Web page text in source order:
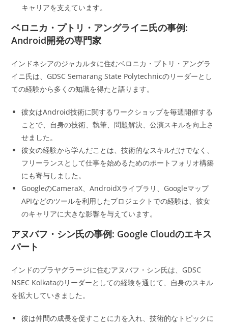
キャリアを支えています。
ベロニカ・プトリ・アングライニ氏の事例:
Android開発の専門家
インドネシアのジャカルタに住むベロニカ・プトリ・アングラ
イニ氏は、GDSC Semarang State Polytechnicのリーダーとし
ての経験から多くの知識を得たと語ります。
彼女はAndroid技術に関するワークショップを毎週開催する
ことで、自身の技術、執筆、問題解決、公演スキルを向上さ
せました。
彼女の経験から学んだことは、技術的なスキルだけでなく、
フリーランスとして仕事を始めるためのポートフォリオ構築
にも寄与しました。
GoogleのCameraX、AndroidXライブラリ、Googleマップ
APIなどのツールを利用したプロジェクトでの経験は、彼女
のキャリアに大きな影響を与えています。
アヌバフ・シン氏の事例: Google Cloudのエキス
パート
インドのプラヤグラージに住むアヌバフ・シン氏は、GDSC
NSEC Kolkataのリーダーとしての経験を通じて、自身のスキル
を拡大していきました。
彼は仲間の成長を促すことに力を入れ、技術的なトピックに